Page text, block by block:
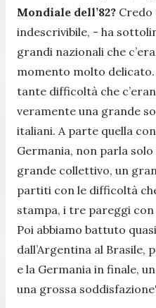
Mondiale dell’82? Credo
indescrivibile, - ha
grandi nazionali che
momento molto delicato.
tante difficoltà che
veramente una grande
italiani. A parte quella
Germania, non parla
grande collettivo, un
partiti con le difficoltà
stampa, i tre pareggi
Poi abbiamo battuto
dall’Argentina al Brasile,
e la Germania in finale,
una grossa